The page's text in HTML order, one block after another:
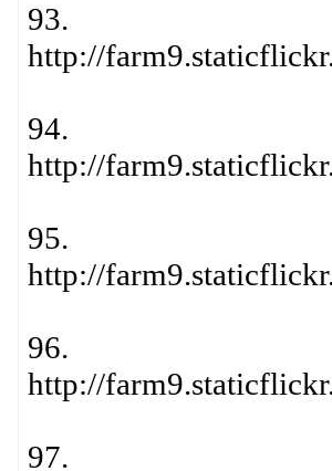
93.
http://
94.
http://
95.
http://
96.
http://
97.